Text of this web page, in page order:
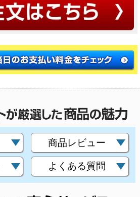
商品レビュー
よくある質問